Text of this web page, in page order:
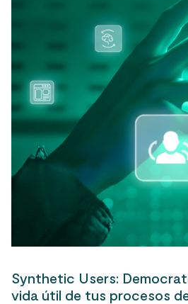
Synthetic Users:
vida útil de tus procesos